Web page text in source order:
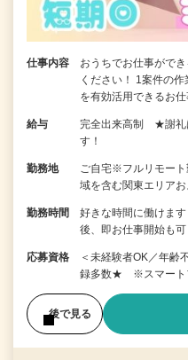
仕事内容
おうちでお仕事がで
ください！ 1案件の
を有効活用できるお
給与
完全出来高制 ★謝礼
す！
勤務地
ご自宅※フルリモー
域を含む関東エリア
勤務時間
好きな時間に働けま
後、即お仕事開始も
応募資格
＜未経験者OK／年
録多数★ ※スマート
後で見る